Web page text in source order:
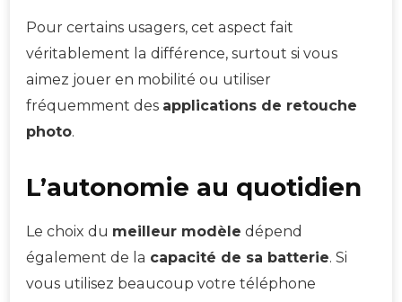
Pour certains usagers, cet aspect fait
véritablement la différence, surtout si vous
aimez jouer en mobilité ou utiliser
fréquemment des applications de retouche
photo.
L’autonomie au quotidien
Le choix du meilleur modèle dépend
également de la capacité de sa batterie. Si
vous utilisez beaucoup votre téléphone